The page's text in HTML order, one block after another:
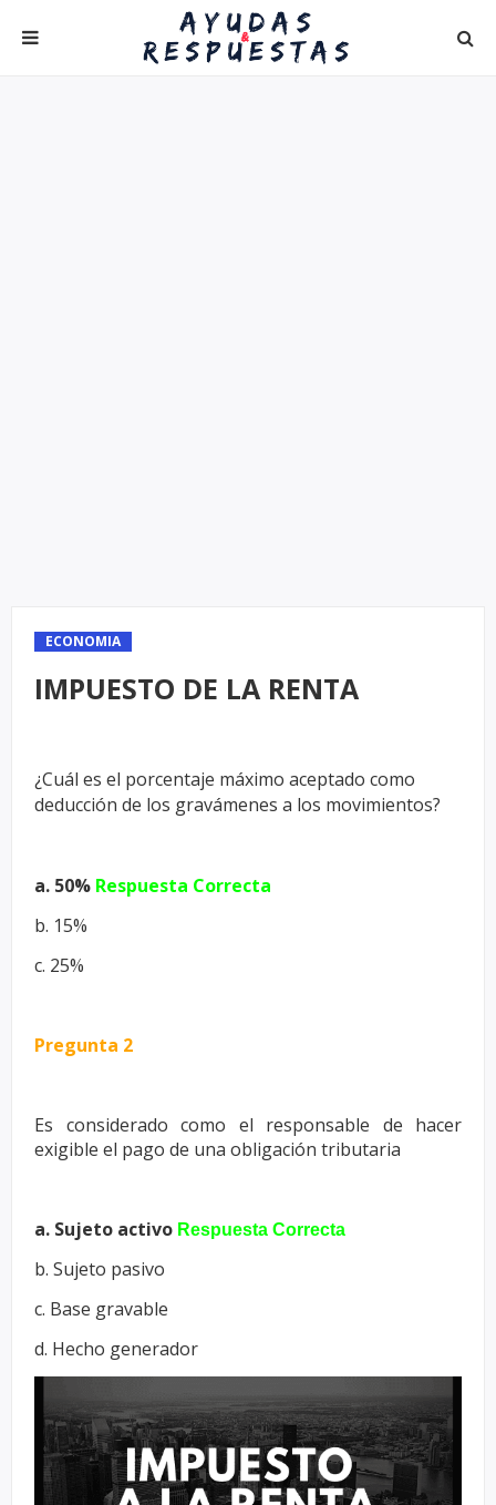
ECONOMIA
IMPUESTO DE LA RENTA
¿Cuál es el porcentaje máximo aceptado como
deducción de los gravámenes a los movimientos?
a. 50% Respuesta Correcta
b. 15%
c. 25%
Pregunta 2
Es considerado como el responsable de hacer
exigible el pago de una obligación tributaria
a. Sujeto activo Respuesta Correcta
b. Sujeto pasivo
c. Base gravable
d. Hecho generador